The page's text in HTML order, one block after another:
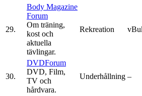
29.
Body Magazine
Forum
Om träning,
kost och
aktuella
tävlingar.
Rekreation
30.
DVDForum
DVD, Film,
TV och
hårdvara.
Underhållning –